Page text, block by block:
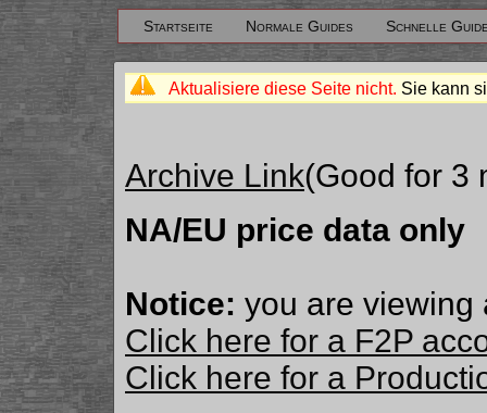
Startseite Normale Guides Schnelle
Aktualisiere diese Seite nicht. Sie kann
Archive Link(Good for 3
NA/EU price data only
Notice: you are viewing
Click here for a F2P
Click here for a